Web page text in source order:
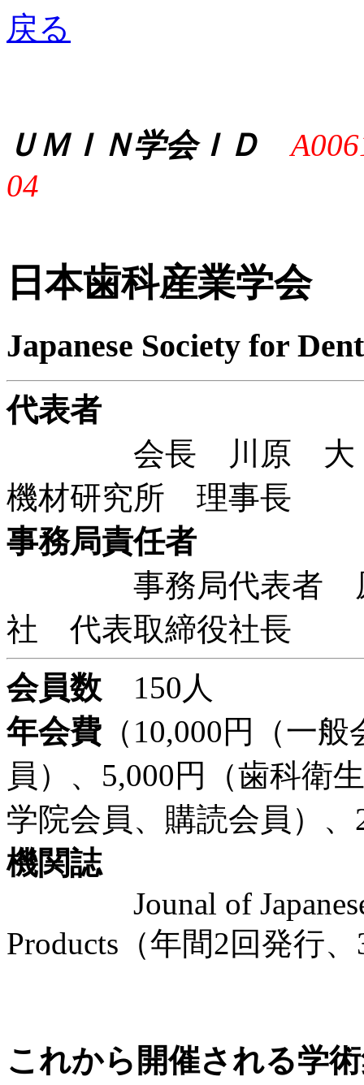
戻る
ＵＭＩＮ学会ＩＤ
04
日本歯科産業学会
Japanese Society for
代表者
会長 川原 大 特
機材研究所 理事長
事務局責任者
事務局代表者 原
社 代表取締役社長
会員数 150人
年会費 （10,000円（一
員）、5,000円（歯科衛
学院会員、購読会員）
機関誌
Jounal of Japanese
Products（年間2回発行
これから開催される学